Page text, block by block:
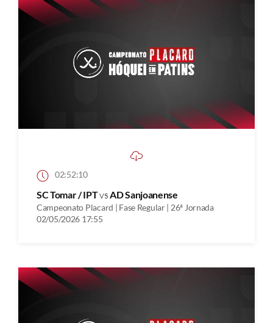
02:52:10
SC Tomar / IPTvsAD Sanjoanense
Campeonato Placard | Fase Regular | 26ª Jornada
02/05/2026 17:55